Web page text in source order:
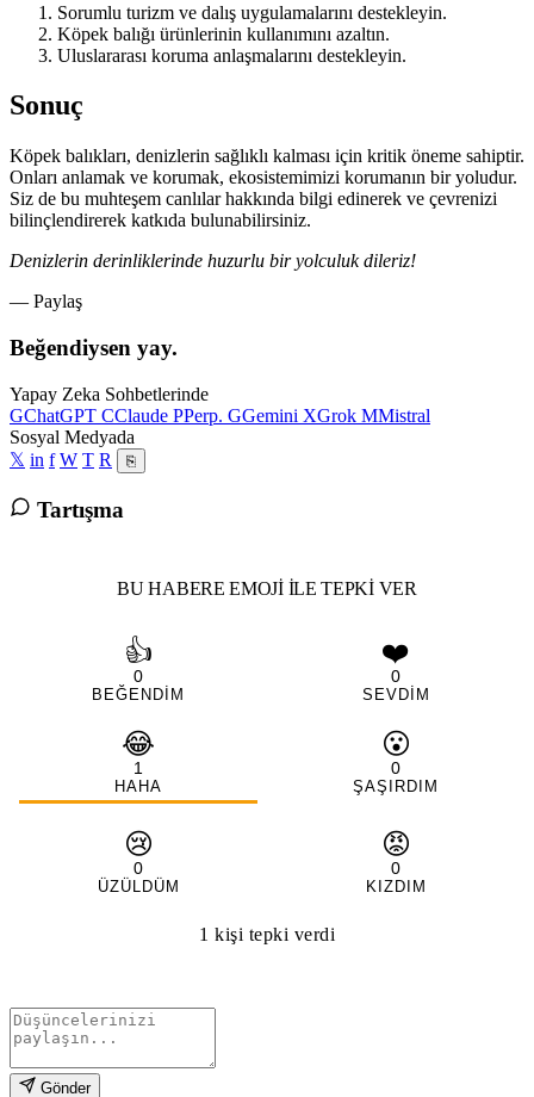
Sorumlu turizm ve dalış uygulamalarını destekleyin.
Köpek balığı ürünlerinin kullanımını azaltın.
Uluslararası koruma anlaşmalarını destekleyin.
Sonuç
Köpek balıkları, denizlerin sağlıklı kalması için kritik öneme sahiptir.
Onları anlamak ve korumak, ekosistemimizi korumanın bir yoludur.
Siz de bu muhteşem canlılar hakkında bilgi edinerek ve çevrenizi
bilinçlendirerek katkıda bulunabilirsiniz.
Denizlerin derinliklerinde huzurlu bir yolculuk dileriz!
— Paylaş
Beğendiysen yay.
Yapay Zeka Sohbetlerinde
GChatGPT CClaude PPerp. GGemini XGrok MMistral
Sosyal Medyada
𝕏 in f W T R ⎘
Tartışma
BU HABERE EMOJI ILE TEPKI VER
👍
0
BEĞENDIM
❤️
0
SEVDIM
😂
1
HAHA
😮
0
ŞAŞIRDIM
😢
0
ÜZÜLDÜM
😡
0
KIZDIM
1 kişi tepki verdi
Gönder